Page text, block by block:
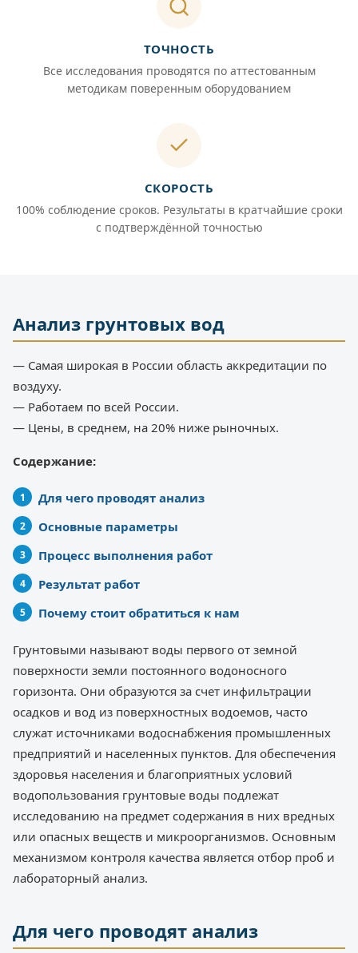
ТОЧНОСТЬ
Все исследования проводятся по аттестованным
методикам поверенным оборудованием
СКОРОСТЬ
100% соблюдение сроков. Результаты в кратчайшие сроки
с подтверждённой точностью
Анализ грунтовых вод
— Самая широкая в России область аккредитации по
воздуху.
— Работаем по всей России.
— Цены, в среднем, на 20% ниже рыночных.
Содержание:
Для чего проводят анализ
Основные параметры
Процесс выполнения работ
Результат работ
Почему стоит обратиться к нам
Грунтовыми называют воды первого от земной
поверхности земли постоянного водоносного
горизонта. Они образуются за счет инфильтрации
осадков и вод из поверхностных водоемов, часто
служат источниками водоснабжения промышленных
предприятий и населенных пунктов. Для обеспечения
здоровья населения и благоприятных условий
водопользования грунтовые воды подлежат
исследованию на предмет содержания в них вредных
или опасных веществ и микроорганизмов. Основным
механизмом контроля качества является отбор проб и
лабораторный анализ.
Для чего проводят анализ